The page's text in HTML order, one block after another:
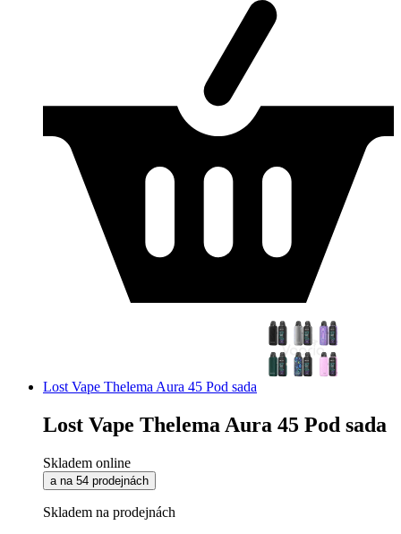
Lost Vape Thelema Aura 45 Pod sada
Lost Vape Thelema Aura 45 Pod sada
Skladem online
a na 54 prodejnách
Skladem na prodejnách